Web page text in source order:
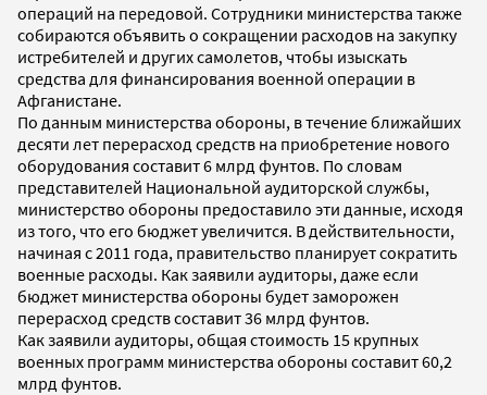
операций на передовой. Сотрудники министерства также
собираются объявить о сокращении расходов на закупку
истребителей и других самолетов, чтобы изыскать
средства для финансирования военной операции в
Афганистане.
По данным министерства обороны, в течение ближайших
десяти лет перерасход средств на приобретение нового
оборудования составит 6 млрд фунтов. По словам
представителей Национальной аудиторской службы,
министерство обороны предоставило эти данные, исходя
из того, что его бюджет увеличится. В действительности,
начиная с 2011 года, правительство планирует сократить
военные расходы. Как заявили аудиторы, даже если
бюджет министерства обороны будет заморожен
перерасход средств составит 36 млрд фунтов.
Как заявили аудиторы, общая стоимость 15 крупных
военных программ министерства обороны составит 60,2
млрд фунтов.